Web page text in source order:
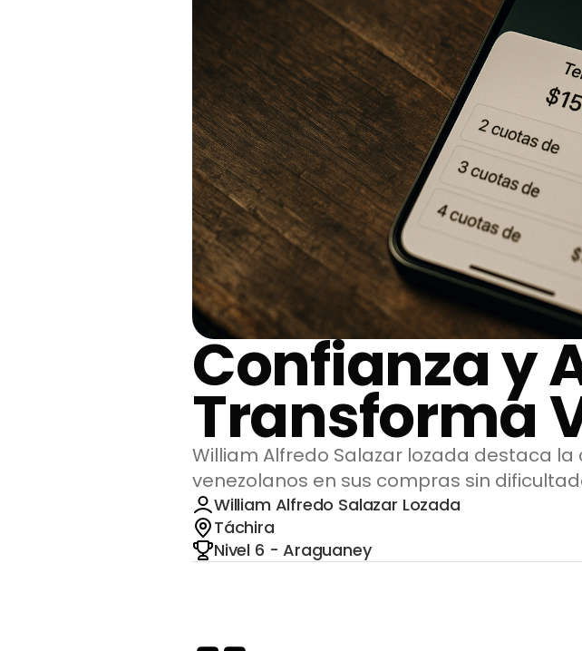
Confianza y
Transforma
William Alfredo Salazar lozada destaca
venezolanos en sus compras sin
William Alfredo Salazar Lozada
Táchira
Nivel 6 - Araguaney